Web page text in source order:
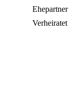
Ehepartner
Verheiratet